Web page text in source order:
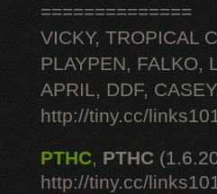
==============
VICKY, TROPICAL
PLAYPEN, FALKO,
APRIL, DDF,
http://tiny.cc/
PTHC, PTHC
http://tiny.cc/